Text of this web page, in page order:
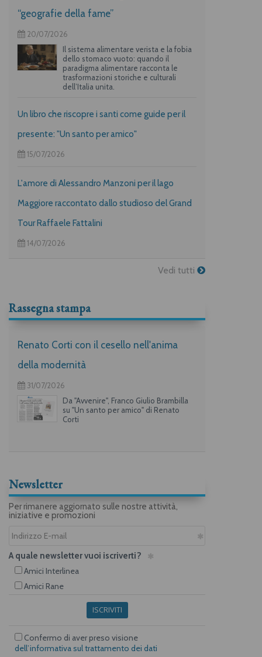
“geografie della fame”
20/07/2026
Il sistema alimentare verista e la fobia
dello stomaco vuoto: quando il
paradigma alimentare racconta le
trasformazioni storiche e culturali
dell’Italia unita.
Un libro che riscopre i santi come guide per il
presente: "Un santo per amico"
15/07/2026
L'amore di Alessandro Manzoni per il lago
Maggiore raccontato dallo studioso del Grand
Tour Raffaele Fattalini
14/07/2026
Vedi tutti
Rassegna stampa
Renato Corti con il cesello nell'anima
della modernità
31/07/2026
Da "Avvenire", Franco Giulio Brambilla
su "Un santo per amico" di Renato
Corti
Newsletter
Per rimanere aggiornato sulle nostre attività,
iniziative e promozioni
A quale newsletter vuoi iscriverti?
Amici Interlinea
Amici Rane
ISCRIVITI
Confermo di aver preso visione
dell’informativa sul trattamento dei dati